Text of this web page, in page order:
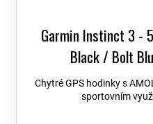
Garmin Instinct 3 -
Black / Bolt
Chytré GPS hodinky s
sportovním